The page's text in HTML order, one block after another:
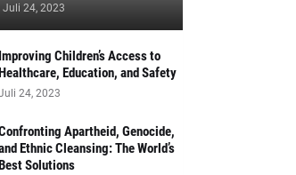
Juli 24, 2023
Improving Children’s Access to
Education, and Safety
24, 2023
Apartheid, Genocide,
Ethnic Cleansing: The World’s
Solutions